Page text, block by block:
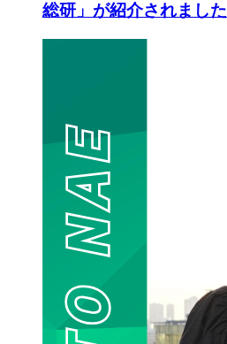
総研」が紹介されました